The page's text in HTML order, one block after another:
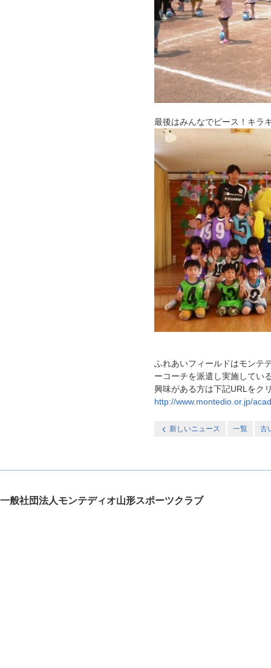
最後はみんなでピース！キラ
ふれあいフィールドはモンテ
ーコーチを派遣し実施してい
興味がある方は下記URLをク
http://www.montedio.or.jp/
新しいニュース 一覧 古
一般社団法人モンテディオ山形スポーツクラブ